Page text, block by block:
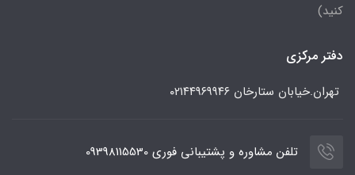
کنید)
دفتر مرکزی
تهران.خیابان ستارخان ۰۲۱۴۴۹۶۹۹۴۶
تلفن مشاوره و پشتیبانی فوری 09398115530